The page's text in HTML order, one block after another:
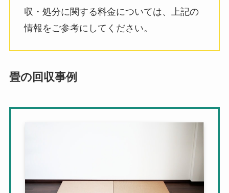
収・処分に関する料金については、上記の
情報をご参考にしてください。
畳の回収事例